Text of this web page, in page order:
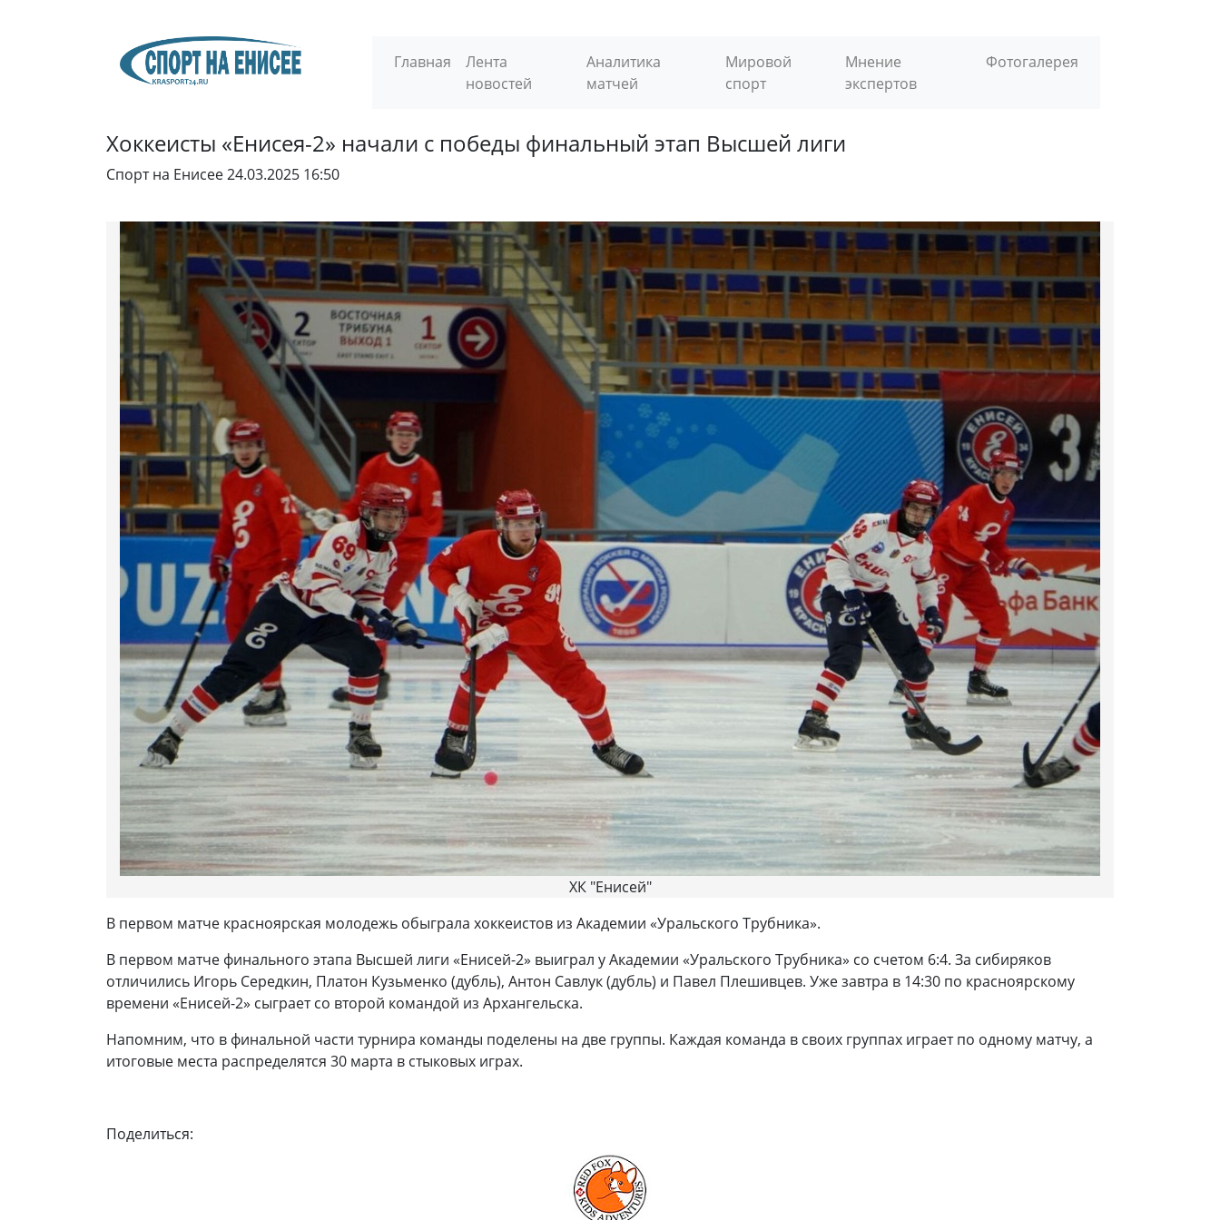
Главная
Лента
новостей
Аналитика
матчей
Мировой
спорт
Мнение
экспертов
Фотогалерея
Хоккеисты «Енисея-2» начали с победы финальный этап Высшей лиги
Спорт на Енисее24.03.2025 16:50
ХК "Енисей"
В первом матче красноярская молодежь обыграла хоккеистов из Академии «Уральского Трубника».
В первом матче финального этапа Высшей лиги «Енисей-2» выиграл у Академии «Уральского Трубника» со счетом 6:4. За сибиряков
отличились Игорь Середкин, Платон Кузьменко (дубль), Антон Савлук (дубль) и Павел Плешивцев. Уже завтра в 14:30 по красноярскому
времени «Енисей-2» сыграет со второй командой из Архангельска.
Напомним, что в финальной части турнира команды поделены на две группы. Каждая команда в своих группах играет по одному матчу, а
итоговые места распределятся 30 марта в стыковых играх.
Поделиться: